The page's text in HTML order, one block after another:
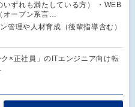
ずれも満たしている方） ・WEB
オープン系言…
管理や人材育成（後輩指導含む）
×正社員」のITエンジニア向け転